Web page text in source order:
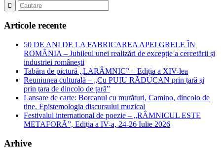
Articole recente
50 DE ANI DE LA FABRICAREA APEI GRELE ÎN
ROMÂNIA – Jubileul unei realizări de excepție a cercetării și
industriei românești
Tabăra de pictură „LARÂMNIC” – Ediția a XIV-lea
Reuniunea culturală – „Cu PUIU RĂDUCAN prin țară și
prin țara de dincolo de țară”
Lansare de carte: Borcanul cu murături, Camino, dincolo de
tine, Epistemologia discursului muzical
Festivalul international de poezie – „RÂMNICUL ESTE
METAFORĂ”, Ediția a IV-a, 24-26 Iulie 2026
Arhive